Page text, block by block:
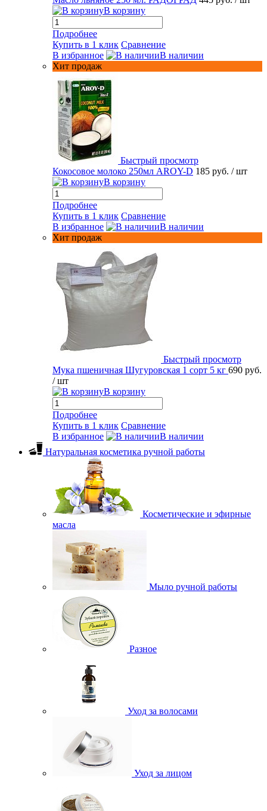
В корзину
Подробнее
Купить в 1 клик Сравнение
В избранное
В наличии
Хит продаж
Быстрый просмотр
Кокосовое молоко 250мл AROY-D 185 руб. / шт
В корзину
Подробнее
Купить в 1 клик Сравнение
В избранное
В наличии
Хит продаж
Быстрый просмотр
Мука пшеничная Шугуровская 1 сорт 5 кг 690 руб.
/ шт
В корзину
Подробнее
Купить в 1 клик Сравнение
В избранное
В наличии
Натуральная косметика ручной работы
Косметические и эфирные
масла
Мыло ручной работы
Разное
Уход за волосами
Уход за лицом